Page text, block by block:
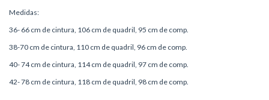
Medidas:
36- 66 cm de cintura, 106 cm de quadril, 95 cm de comp.
38-70 cm de cintura, 110 cm de quadril, 96 cm de comp.
40- 74 cm de cintura, 114 cm de quadril, 97 cm de comp.
42- 78 cm de cintura, 118 cm de quadril, 98 cm de comp.